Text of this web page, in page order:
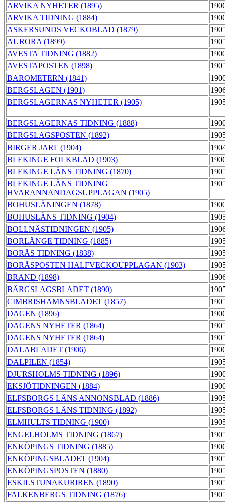
ARVIKA NYHETER (1895)
ARVIKA TIDNING (1884)
ASKERSUNDS VECKOBLAD (1879)
AURORA (1899)
AVESTA TIDNING (1882)
AVESTAPOSTEN (1898)
BAROMETERN (1841)
BERGSLAGEN (1901)
BERGSLAGERNAS NYHETER (1905)
BERGSLAGERNAS TIDNING (1888)
BERGSLAGSPOSTEN (1892)
BIRGER JARL (1904)
BLEKINGE FOLKBLAD (1903)
BLEKINGE LÄNS TIDNING (1870)
BLEKINGE LÄNS TIDNING
HVARANNANDAGSUPPLAGAN (1905)
BOHUSLÄNINGEN (1878)
BOHUSLÄNS TIDNING (1904)
BOLLNÄSTIDNINGEN (1905)
BORLÄNGE TIDNING (1885)
BORÅS TIDNING (1838)
BORÅSPOSTEN HALFVECKOUPPLAGAN (1903)
BRAND (1898)
BÄRGSLAGSBLADET (1890)
CIMBRISHAMNSBLADET (1857)
DAGEN (1896)
DAGENS NYHETER (1864)
DAGENS NYHETER (1864)
DALABLADET (1906)
DALPILEN (1854)
DJURSHOLMS TIDNING (1896)
EKSJÖTIDNINGEN (1884)
ELFSBORGS LÄNS ANNONSBLAD (1886)
ELFSBORGS LÄNS TIDNING (1892)
ELMHULTS TIDNING (1900)
ENGELHOLMS TIDNING (1867)
ENKÖPINGS TIDNING (1885)
ENKÖPINGSBLADET (1904)
ENKÖPINGSPOSTEN (1880)
ESKILSTUNAKURIREN (1890)
FALKENBERGS TIDNING (1876)